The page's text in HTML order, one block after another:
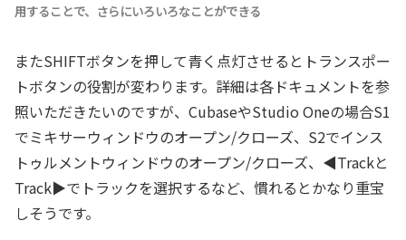
用することで、さらにいろいろなことができる
またSHIFTボタンを押して青く点灯させるとトランスポー
トボタンの役割が変わります。詳細は各ドキュメントを参
照いただきたいのですが、CubaseやStudio Oneの場合S1
でミキサーウィンドウのオープン/クローズ、S2でインス
トゥルメントウィンドウのオープン/クローズ、◀Trackと
Track▶でトラックを選択するなど、慣れるとかなり重宝
しそうです。